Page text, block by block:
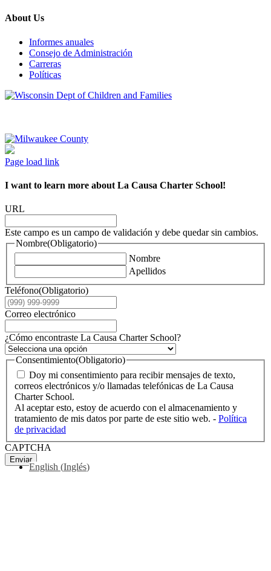
About Us
Informes anuales
Consejo de Administración
Carreras
Políticas
Page load link
I want to learn more about La Causa Charter School!
URL
Este campo es un campo de validación y debe quedar sin cambios.
Nombre(Obligatorio)
Nombre
Apellidos
Teléfono(Obligatorio)
Correo electrónico
¿Cómo encontraste La Causa Charter School?
Consentimiento(Obligatorio)
Doy mi consentimiento para recibir mensajes de texto,
correos electrónicos y/o llamadas telefónicas de La Causa
Charter School.
Al aceptar esto, estoy de acuerdo con el almacenamiento y
tratamiento de mis datos por parte de este sitio web. - Política
de privacidad
CAPTCHA
Enviar
English (Inglés)